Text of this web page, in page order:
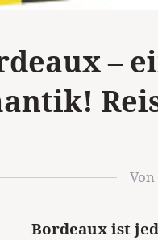
–
Bordeaux ist